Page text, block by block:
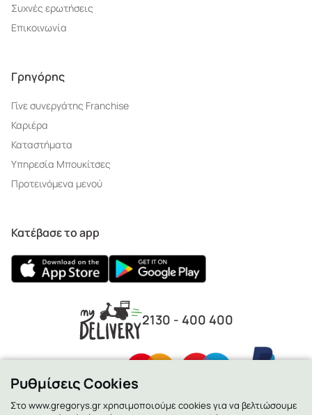
Συχνές ερωτήσεις
Επικοινωνία
Γρηγόρης
Γίνε συνεργάτης Franchise
Καριέρα
Καταστήματα
Υπηρεσία Μπουκίτσες
Προτεινόμενα μενού
Κατέβασε το app
2130 - 400 400
Ρυθμίσεις Cookies
Στο www.gregorys.gr χρησιμοποιούμε cookies για να βελτιώσουμε